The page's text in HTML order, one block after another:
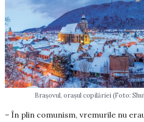
Brașovul, orașul copilăriei (Foto:
– În plin comunism, vremurile nu